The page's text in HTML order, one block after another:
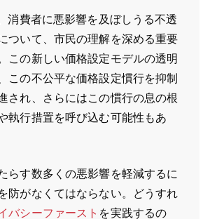
消費者に悪影響を及ぼしうる不透
ついて、市民の理解を深める重要
この新しい価格設定モデルの透明
この不公平な価格設定慣行を抑制
され、さらにはこの慣行の息の根
執行措置を呼び込む可能性もあ
らす数多くの悪影響を軽減するに
防がなくてはならない。どうすれ
バシーファースト を実践するの